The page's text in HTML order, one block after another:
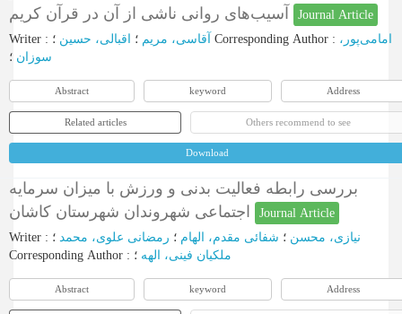
Journal Article
Writer : آقاسی، مریم ؛ اقبالی، حسین Corresponding Author : امامی‌پور،
سوزان ؛
Abstract keyword Address
Related articles Others recommend to see
Download
بررسی رابطه فعالیت بدنی و ورزش با میزان سرمایه
Journal Article
Writer : نیازی، محسن ؛ شفائی مقدم، الهام ؛ رمضانی علوی، محمد ؛
Corresponding Author : ملکیان فینی، الهه ؛
Abstract keyword Address